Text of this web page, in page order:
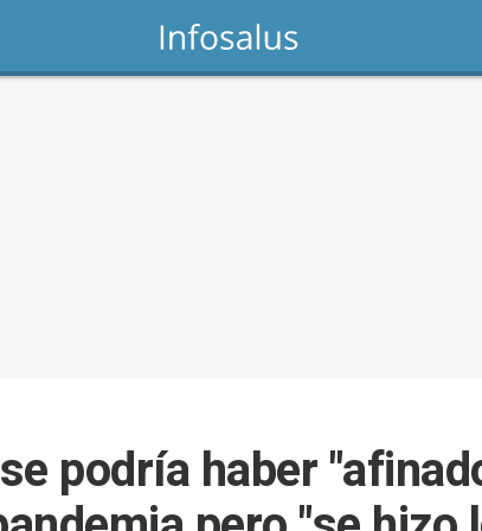
podría haber